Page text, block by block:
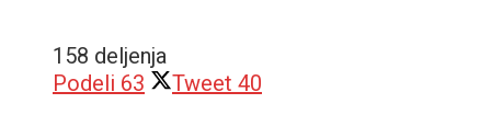
158 deljenja
Podeli 63 Tweet 40